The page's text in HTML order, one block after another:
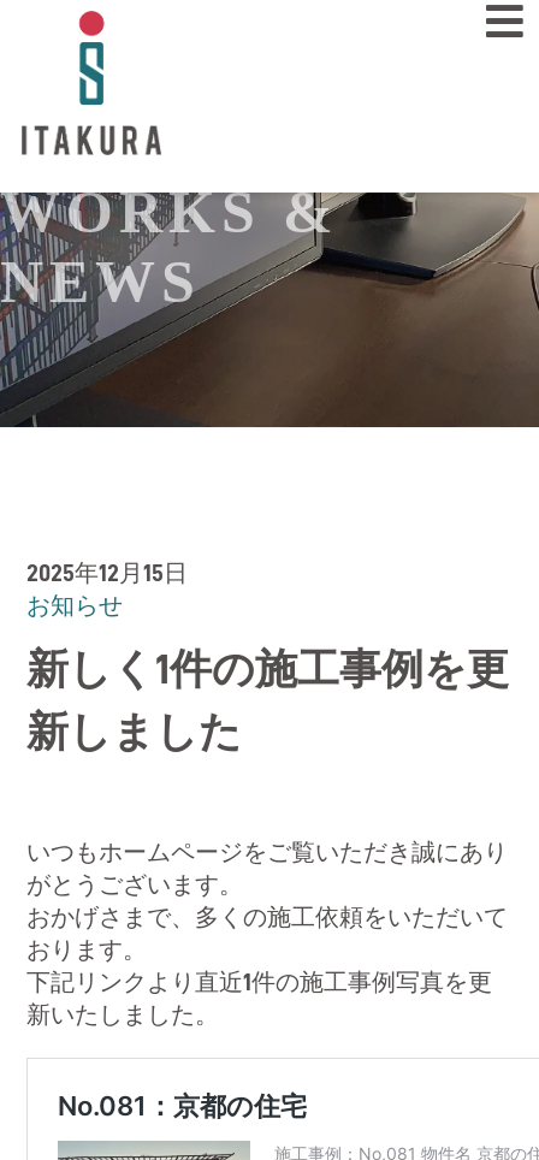
業務内容
SERVICE
施工事例
WORKS
会社概要
RECRUIT
CONTACT
WORKS &
NEWS
2025年12月15日
お知らせ
新しく1件の施工事例を更
新しました
いつもホームページをご覧いただき誠にあり
がとうございます。
おかげさまで、多くの施工依頼をいただいて
おります。
下記リンクより直近1件の施工事例写真を更
新いたしました。